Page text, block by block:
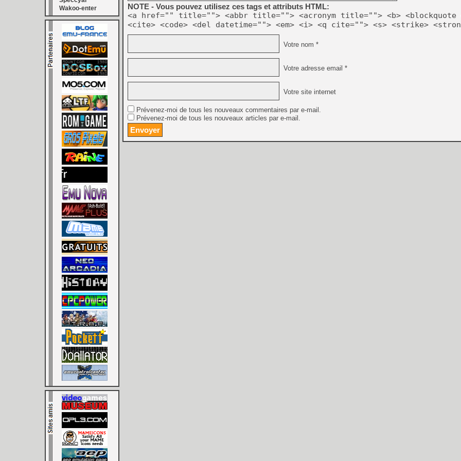
[GK] Mémoire cash -
[GK] Dan Houser (GTA)
[GK] Comment EA Sports
[GK] Crimson Moon : un
[GK] Isle of Reveries : le
[GK] Moonlighter 2 : The
[GK] Capcom relance
[Mo5] Deux inédits du
[GK] Le beat'em up The
[GK] Endless Legend 2 :
[LS] [PS5] Premiers signes
Wakoo-enter
NOTE - Vous pouvez utilisez ces tags et attributs HTML:
<a href="" title=""> <abbr title=""> <acronym title=""> <b> <blockquote
<cite> <code> <del datetime=""> <em> <i> <q cite=""> <s> <strike>
Votre nom *
Votre adresse email *
Votre site internet
Prévenez-moi de tous les nouveaux commentaires par e-mail.
Prévenez-moi de tous les nouveaux articles par e-mail.